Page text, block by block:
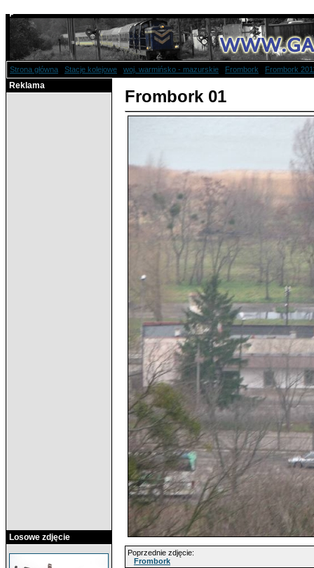
Strona główna Stacje kolejowe woj. warmińsko - mazurskie Frombork Frombork
Reklama
Losowe zdjęcie
Frombork 01
Poprzednie zdjęcie:
Frombork